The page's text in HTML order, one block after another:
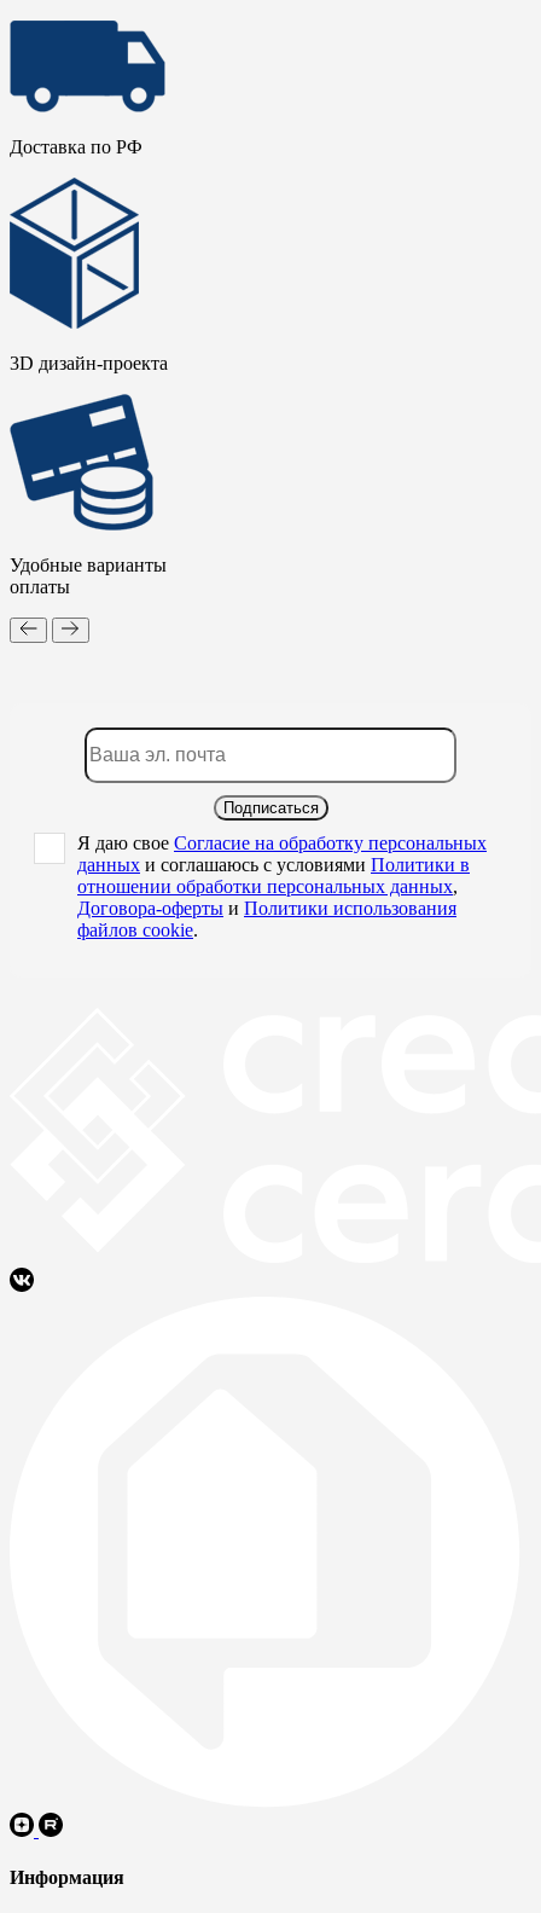
Доставка по РФ
3D дизайн-проекта
Удобные варианты
оплаты
Подписаться
Я даю свое Согласие на обработку персональных
данных и соглашаюсь с условиями Политики в
отношении обработки персональных данных,
Договора-оферты и Политики использования
файлов cookie.
Информация